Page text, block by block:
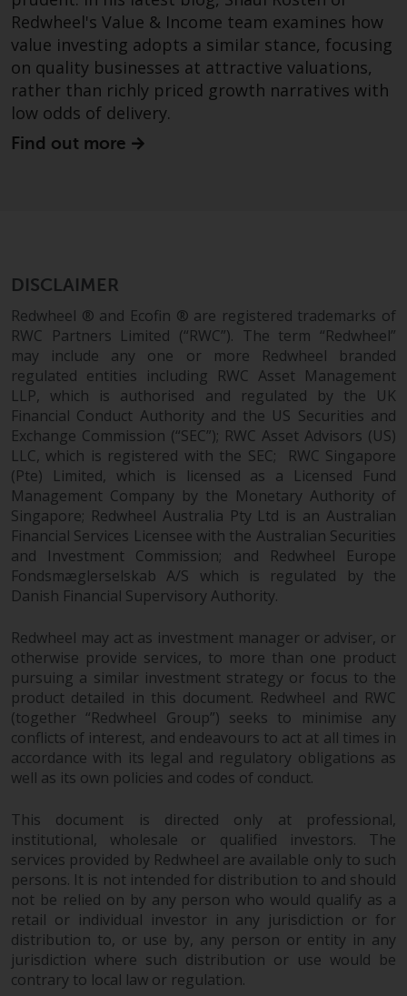
Fonds prüfen. Diese und andere
Informationen finden Sie im
Verkaufsprospekt des Fonds, der
telefonisch unter 1-855-RWC-
FUND erhältlich ist oder indem
Sie
https://www.redwheel.com/us/en/
Andere auf dieser Website
beschriebene Fonds unterliegen
nicht den gleichen
regulatorischen Anforderungen
wie 40 Act Funds, einschließlich
der Anforderungen an
Investmentfonds, Anlegern
bestimmte regelmäßige und
standardisierte Preis- und
Bewertungsinformationen zur
Verfügung zu stellen. Qualifizierte
potenzielle Anleger sollten vor
einer Anlage in diese Fonds das
Angebotsprospekt und andere
zugehörige Fondsdokumente
vollständige Liste der Risiken und
andere relevante Informationen
zu erhalten.
Produkte und Dienstleistungen
Diese Website beschreibt die
Fähigkeiten von Redwheel und
dient nur zu
Informationszwecken. Keines der
auf dieser Website enthaltenen
Materialien soll ein
Verkaufsangebot oder eine
Aufforderung oder Aufforderung
zur Abgabe eines Angebots zum
Redwheel's Value & Income team examines how
value investing adopts a similar stance, focusing
on quality businesses at attractive valuations,
rather than richly priced growth narratives with
low odds of delivery.
Find out more
DISCLAIMER
Redwheel ® and Ecofin ® are registered trademarks of
RWC Partners Limited (“RWC”). The term “Redwheel”
may include any one or more Redwheel branded
regulated entities including RWC Asset Management
LLP, which is authorised and regulated by the UK
Financial Conduct Authority and the US Securities and
Exchange Commission (“SEC”); RWC Asset Advisors (US)
LLC, which is registered with the SEC; RWC Singapore
(Pte) Limited, which is licensed as a Licensed Fund
Management Company by the Monetary Authority of
Singapore; Redwheel Australia Pty Ltd is an Australian
Financial Services Licensee with the Australian Securities
and Investment Commission; and Redwheel Europe
Fondsmæglerselskab A/S which is regulated by the
Danish Financial Supervisory Authority.
Redwheel may act as investment manager or adviser, or
otherwise provide services, to more than one product
pursuing a similar investment strategy or focus to the
product detailed in this document. Redwheel and RWC
(together “Redwheel Group”) seeks to minimise any
conflicts of interest, and endeavours to act at all times in
accordance with its legal and regulatory obligations as
well as its own policies and codes of conduct.
This document is directed only at professional,
institutional, wholesale or qualified investors. The
services provided by Redwheel are available only to such
persons. It is not intended for distribution to and should
not be relied on by any person who would qualify as a
retail or individual investor in any jurisdiction or for
distribution to, or use by, any person or entity in any
jurisdiction where such distribution or use would be
contrary to local law or regulation.